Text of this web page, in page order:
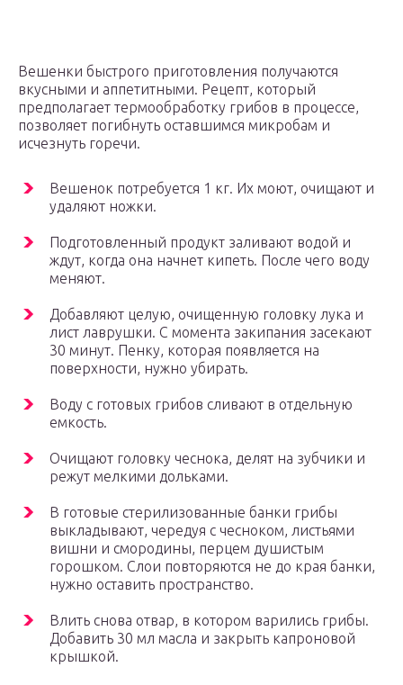
Вешенки быстрого приготовления получаются
вкусными и аппетитными. Рецепт, который
предполагает термообработку грибов в процессе,
позволяет погибнуть оставшимся микробам и
исчезнуть горечи.
Вешенок потребуется 1 кг. Их моют, очищают и
удаляют ножки.
Подготовленный продукт заливают водой и
ждут, когда она начнет кипеть. После чего воду
меняют.
Добавляют целую, очищенную головку лука и
лист лаврушки. С момента закипания засекают
30 минут. Пенку, которая появляется на
поверхности, нужно убирать.
Воду с готовых грибов сливают в отдельную
емкость.
Очищают головку чеснока, делят на зубчики и
режут мелкими дольками.
В готовые стерилизованные банки грибы
выкладывают, чередуя с чесноком, листьями
вишни и смородины, перцем душистым
горошком. Слои повторяются не до края банки,
нужно оставить пространство.
Влить снова отвар, в котором варились грибы.
Добавить 30 мл масла и закрыть капроновой
крышкой.